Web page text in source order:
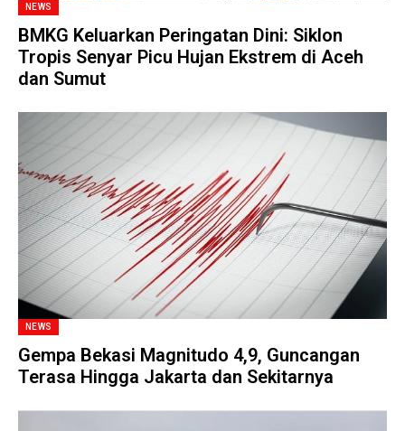
NEWS
BMKG Keluarkan Peringatan Dini: Siklon
Tropis Senyar Picu Hujan Ekstrem di Aceh
dan Sumut
NEWS
Gempa Bekasi Magnitudo 4,9, Guncangan
Terasa Hingga Jakarta dan Sekitarnya